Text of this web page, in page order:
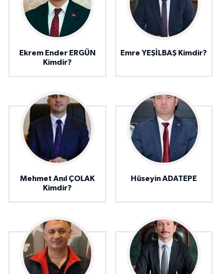
Ekrem Ender ERGÜN
Kimdir?
Emre YEŞİLBAŞ Kimdir?
Mehmet Anıl ÇOLAK
Kimdir?
Hüseyin ADATEPE